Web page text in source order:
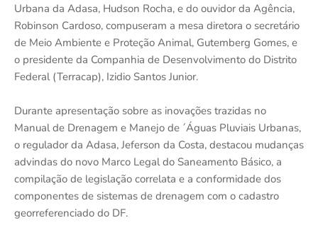
Urbana da Adasa, Hudson Rocha, e do ouvidor da Agência,
Robinson Cardoso, compuseram a mesa diretora o secretário
de Meio Ambiente e Proteção Animal, Gutemberg Gomes, e
o presidente da Companhia de Desenvolvimento do Distrito
Federal (Terracap), Izidio Santos Junior.
Durante apresentação sobre as inovações trazidas no
Manual de Drenagem e Manejo de ´Águas Pluviais Urbanas,
o regulador da Adasa, Jeferson da Costa, destacou mudanças
advindas do novo Marco Legal do Saneamento Básico, a
compilação de legislação correlata e a conformidade dos
componentes de sistemas de drenagem com o cadastro
georreferenciado do DF.